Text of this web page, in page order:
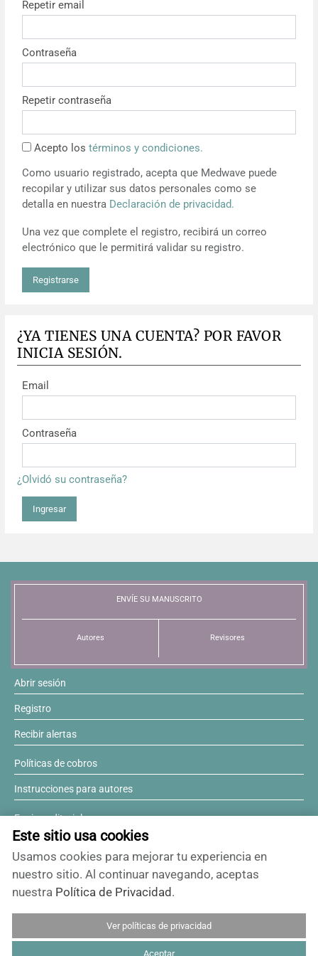
Noticias
Este sitio usa cookies
Usamos cookies para mejorar tu experiencia en
nuestro sitio. Al continuar navegando, aceptas
nuestra Política de Privacidad.
Ver políticas de privacidad
Aceptar
Repetir email
Contraseña
Repetir contraseña
Acepto los términos y condiciones.
Como usuario registrado, acepta que Medwave puede
recopilar y utilizar sus datos personales como se
detalla en nuestra Declaración de privacidad.
Una vez que complete el registro, recibirá un correo
electrónico que le permitirá validar su registro.
Registrarse
¿YA TIENES UNA CUENTA? POR FAVOR
INICIA SESIÓN.
Email
Contraseña
¿Olvidó su contraseña?
Ingresar
ENVÍE SU MANUSCRITO
Autores Revisores
Abrir sesión
Registro
Recibir alertas
Políticas de cobros
Instrucciones para autores
Equipo editorial
Comité editorial
¿Desea ser revisor?
Contactos y soporte
ISSN 0717-6384